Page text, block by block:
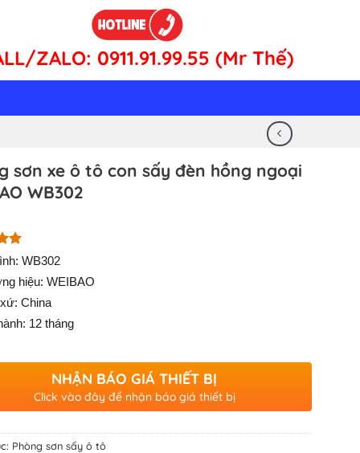
ZALO: 0911.91.99.55 (Mr Thế)
sơn xe ô tô con sấy đèn hồng ngoại
WB302
5 WB302
hiệu: WEIBAO
China
12 tháng
NHẬN BÁO GIÁ THIẾT BỊ
Click vào đây để nhận báo giá thiết bị
Phòng sơn sấy ô tô